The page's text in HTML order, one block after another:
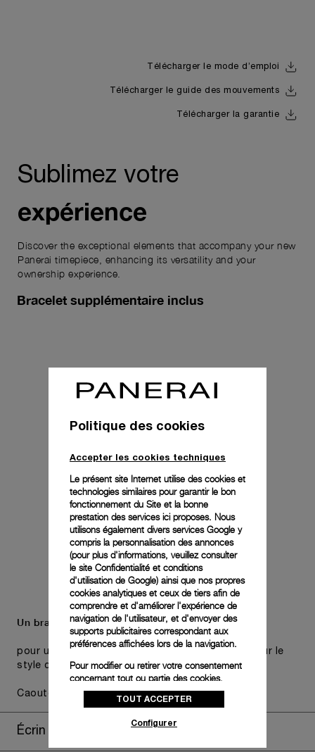
Télécharger le mode d’emploi
Télécharger le guide des mouvements
Télécharger la garantie
Sublimez votre
expérience
Discover the exceptional elements that accompany your new
Panerai timepiece, enhancing its versatility and your
ownership experience.
Bracelet supplémentaire inclus
Un bracelet supplémentaire est également inclus,
pour une polyvalence pratique sans compromis sur le
style choisi de la montre.
Caoutchouc noir, STD, 24/22, BA
Écrin de montre
Politique des cookies
Accepter les cookies techniques
Le présent site Internet utilise des cookies et
technologies similaires pour garantir le bon
fonctionnement du Site et la bonne
prestation des services ici proposes. Nous
utilisons également divers services Google y
compris la personnalisation des annonces
(pour plus d'informations, veuillez consulter
le site Confidentialité et conditions
d'utilisation de Google) ainsi que nos propres
cookies analytiques et ceux de tiers afin de
comprendre et d'améliorer l'expérience de
navigation de l'utilisateur, et d'envoyer des
supports publicitaires correspondant aux
préférences affichées lors de la navigation.
Pour modifier ou retirer votre consentement
concernant tout ou partie des cookies,
cliquez sur « Configurer » ou consultez notre
politique des cookiespour obtenir plus
TOUT ACCEPTER
Configurer